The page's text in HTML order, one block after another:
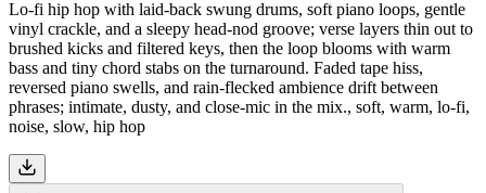
Lo-fi hip hop with laid-back swung drums, soft piano loops, gentle
vinyl crackle, and a sleepy head-nod groove; verse layers thin out to
brushed kicks and filtered keys, then the loop blooms with warm
bass and tiny chord stabs on the turnaround. Faded tape hiss,
reversed piano swells, and rain-flecked ambience drift between
phrases; intimate, dusty, and close-mic in the mix., soft, warm, lo-fi,
noise, slow, hip hop